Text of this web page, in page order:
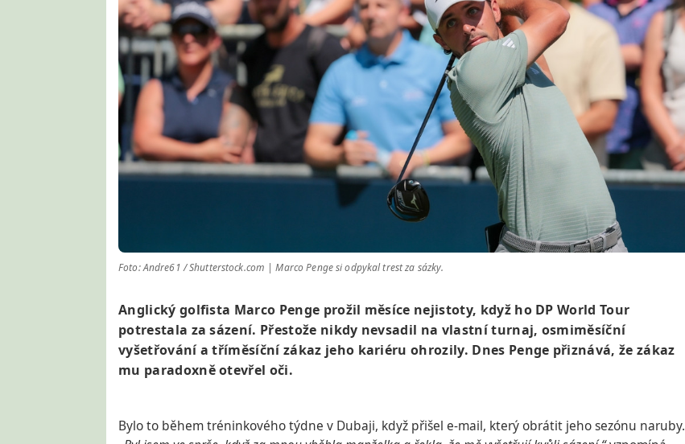
Foto: Andre61 / Shutterstock.com | Marco Penge si odpykal trest za sázky.
Anglický golfista Marco Penge prožil měsíce nejistoty, když ho DP World Tour
potrestala za sázení. Přestože nikdy nevsadil na vlastní turnaj, osmiměsíční
vyšetřování a tří­měsíční zákaz jeho kariéru ohrozily. Dnes Penge přiznává, že zákaz
mu paradoxně otevřel oči.
Bylo to během tréninkového týdne v Dubaji, když přišel e-mail, který obrátit jeho sezónu naruby.